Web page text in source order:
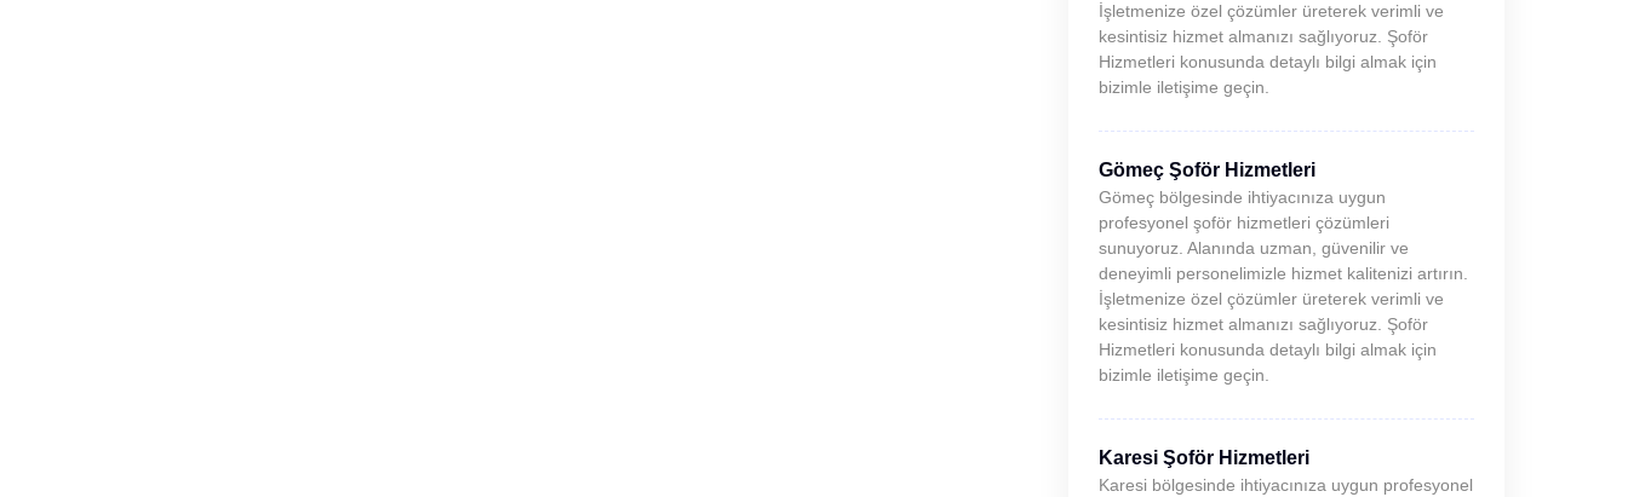
İşletmenize özel çözümler üreterek verimli ve
kesintisiz hizmet almanızı sağlıyoruz. Şoför
Hizmetleri konusunda detaylı bilgi almak için
bizimle iletişime geçin.
Gömeç Şoför Hizmetleri
Gömeç bölgesinde ihtiyacınıza uygun
profesyonel şoför hizmetleri çözümleri
sunuyoruz. Alanında uzman, güvenilir ve
deneyimli personelimizle hizmet kalitenizi artırın.
İşletmenize özel çözümler üreterek verimli ve
kesintisiz hizmet almanızı sağlıyoruz. Şoför
Hizmetleri konusunda detaylı bilgi almak için
bizimle iletişime geçin.
Karesi Şoför Hizmetleri
Karesi bölgesinde ihtiyacınıza uygun profesyonel